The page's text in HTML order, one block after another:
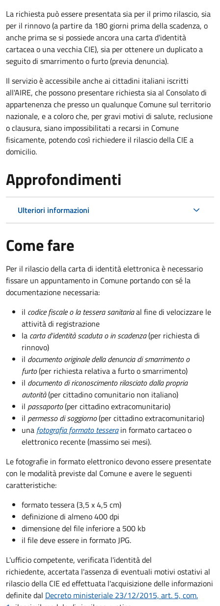
La richiesta può essere presentata sia per il primo rilascio, sia
per il rinnovo (a partire da 180 giorni prima della scadenza, o
anche prima se si possiede ancora una carta d'identità
cartacea o una vecchia CIE), sia per ottenere un duplicato a
seguito di smarrimento o furto (previa denuncia).
Il servizio è accessibile anche ai cittadini italiani iscritti
all'AIRE, che possono presentare richiesta sia al Consolato di
appartenenza che presso un qualunque Comune sul territorio
nazionale, e a coloro che, per gravi motivi di salute, reclusione
o clausura, siano impossibilitati a recarsi in Comune
fisicamente, potendo così richiedere il rilascio della CIE a
domicilio.
Approfondimenti
Ulteriori informazioni
Come fare
Per il rilascio della carta di identità elettronica è necessario
fissare un appuntamento in Comune portando con sé la
documentazione necessaria:
il codice fiscale o la tessera sanitariaal fine di velocizzare le
attività di registrazione
la carta d'identità scaduta o in scadenza(per richiesta di
rinnovo)
il documento originale della denuncia di smarrimento o
furto(per richiesta relativa a furto o smarrimento)
il documento di riconoscimento rilasciato dalla propria
autorità(per cittadino comunitario non italiano)
il passaporto(per cittadino extracomunitario)
il permesso di soggiorno(per cittadino extracomunitario)
una fotografia formato tessera in formato cartaceo o
elettronico recente (massimo sei mesi).
Le fotografie in formato elettronico devono essere presentate
con le modalità previste dal Comune e avere le seguenti
caratteristiche:
formato tessera (3,5 x 4,5 cm)
definizione di almeno 400 dpi
dimensione del file inferiore a 500 kb
il file deve essere in formato JPG.
L'ufficio competente, verificata l'identità del
richiedente, accertata l'assenza di eventuali motivi ostativi al
rilascio della CIE ed effettuata l'acquisizione delle informazioni
definite dal Decreto ministeriale 23/12/2015, art. 5, com.